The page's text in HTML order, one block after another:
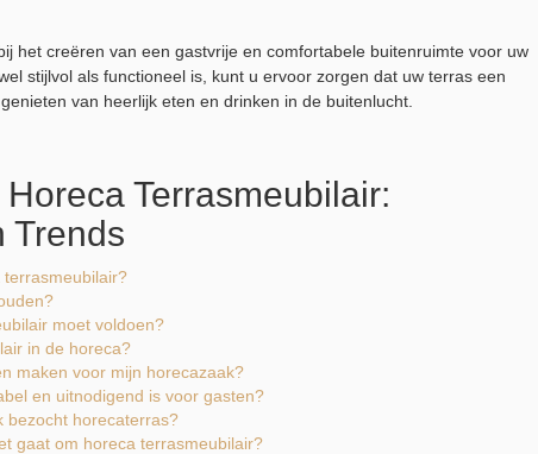
het creëren van een gastvrije en comfortabele buitenruimte voor uw
stijlvol als functioneel is, kunt u ervoor zorgen dat uw terras een
van heerlijk eten en drinken in de buitenlucht.
Terrasmeubilair:
Trends
moet voldoen?
in de horeca?
maken voor mijn horecazaak?
en uitnodigend is voor gasten?
bezocht horecaterras?
gaat om horeca terrasmeubilair?